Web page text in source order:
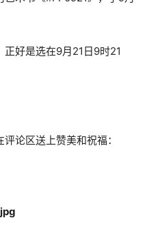
好是选在9月21日9时21
论区送上赞美和祝福：